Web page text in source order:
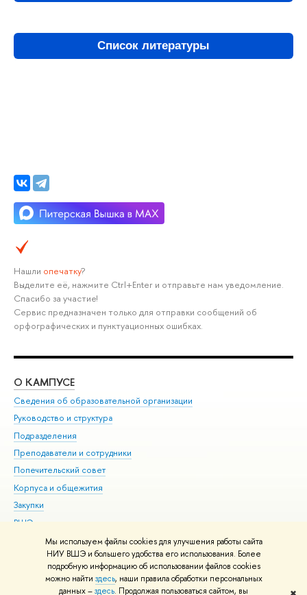
Мы используем файлы cookies для улучшения работы сайта
НИУ ВШЭ и большего удобства его использования. Более
подробную информацию об использовании файлов cookies
можно найти здесь, наши правила обработки персональных
данных –здесь. Продолжая пользоваться сайтом, вы
Список литературы
Нашли опечатку?
Выделите её, нажмите Ctrl+Enter и отправьте нам уведомление.
Спасибо за участие!
Сервис предназначен только для отправки сообщений об
орфографических и пунктуационных ошибках.
О КАМПУСЕ
Сведения об образовательной организации
Руководство и структура
Подразделения
Преподаватели и сотрудники
Попечительский совет
Корпуса и общежития
Закупки
ВШЭ для студентов с ограниченными возможностями
здоровья и инвалидностью
Версия для слабовидящих
Единая платежная страница